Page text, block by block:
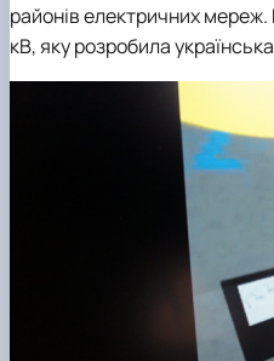
районів електричних
кВ, яку розробила